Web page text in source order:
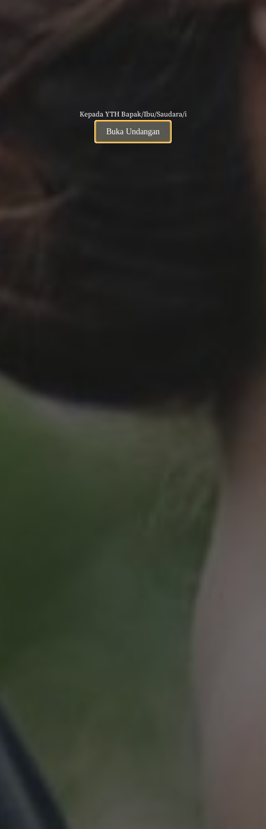
Kepada YTH Bapak/Ibu/Saudara/i
Buka Undangan